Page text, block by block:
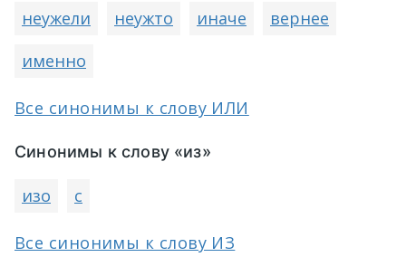
неужели неужто иначе
вернее
именно
Все синонимы к слову ИЛИ
Синонимы к слову «из»
изо с
Все синонимы к слову ИЗ